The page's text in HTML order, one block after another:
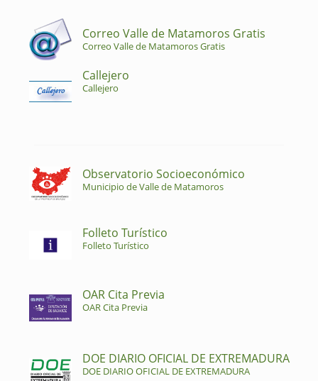
Correo Valle de Matamoros Gratis
Correo Valle de Matamoros Gratis
Callejero
Callejero
Observatorio Socioeconómico
Municipio de Valle de Matamoros
Folleto Turístico
Folleto Turístico
OAR Cita Previa
OAR Cita Previa
DOE DIARIO OFICIAL DE EXTREMADURA
DOE DIARIO OFICIAL DE EXTREMADURA